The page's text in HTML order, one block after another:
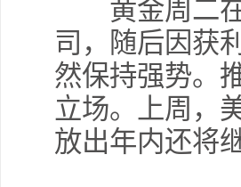
黄金周二在
司，随后因获
然保持强势。
立场。上周，
放出年内还将